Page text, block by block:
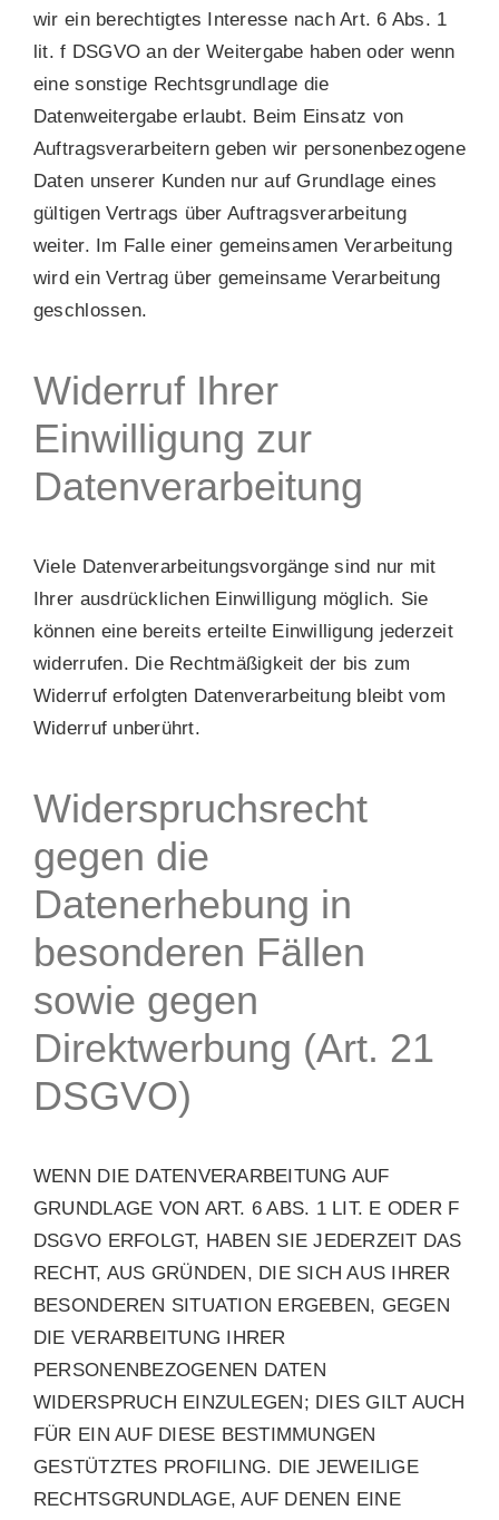
wir ein berechtigtes Interesse nach Art. 6 Abs. 1
lit. f DSGVO an der Weitergabe haben oder wenn
eine sonstige Rechtsgrundlage die
Datenweitergabe erlaubt. Beim Einsatz von
Auftragsverarbeitern geben wir personenbezogene
Daten unserer Kunden nur auf Grundlage eines
gültigen Vertrags über Auftragsverarbeitung
weiter. Im Falle einer gemeinsamen Verarbeitung
wird ein Vertrag über gemeinsame Verarbeitung
geschlossen.
Widerruf Ihrer
Einwilligung zur
Datenverarbeitung
Viele Datenverarbeitungsvorgänge sind nur mit
Ihrer ausdrücklichen Einwilligung möglich. Sie
können eine bereits erteilte Einwilligung jederzeit
widerrufen. Die Rechtmäßigkeit der bis zum
Widerruf erfolgten Datenverarbeitung bleibt vom
Widerruf unberührt.
Widerspruchsrecht
gegen die
Datenerhebung in
besonderen Fällen
sowie gegen
Direktwerbung (Art. 21
DSGVO)
WENN DIE DATENVERARBEITUNG AUF
GRUNDLAGE VON ART. 6 ABS. 1 LIT. E ODER F
DSGVO ERFOLGT, HABEN SIE JEDERZEIT DAS
RECHT, AUS GRÜNDEN, DIE SICH AUS IHRER
BESONDEREN SITUATION ERGEBEN, GEGEN
DIE VERARBEITUNG IHRER
PERSONENBEZOGENEN DATEN
WIDERSPRUCH EINZULEGEN; DIES GILT AUCH
FÜR EIN AUF DIESE BESTIMMUNGEN
GESTÜTZTES PROFILING. DIE JEWEILIGE
RECHTSGRUNDLAGE, AUF DENEN EINE